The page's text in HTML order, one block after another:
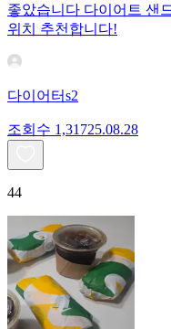
좋았습니다 다이어트 샌
위치 추천합니다!
다이어터s2
조회수 1,31725.08.28
44